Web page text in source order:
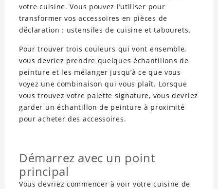
votre cuisine. Vous pouvez l’utiliser pour
transformer vos accessoires en pièces de
déclaration : ustensiles de cuisine et tabourets.
Pour trouver trois couleurs qui vont ensemble,
vous devriez prendre quelques échantillons de
peinture et les mélanger jusqu’à ce que vous
voyez une combinaison qui vous plaît. Lorsque
vous trouvez votre palette signature, vous devriez
garder un échantillon de peinture à proximité
pour acheter des accessoires.
Démarrez avec un point
principal
Vous devriez commencer à voir votre cuisine de